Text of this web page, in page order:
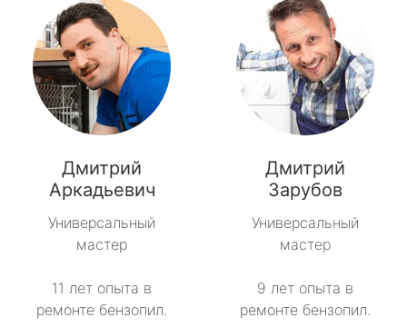
Дмитрий
Аркадьевич
Универсальный
мастер
11 лет опыта в
ремонте бензопил.
Дмитрий
Зарубов
Универсальный
мастер
9 лет опыта в
ремонте бензопил.